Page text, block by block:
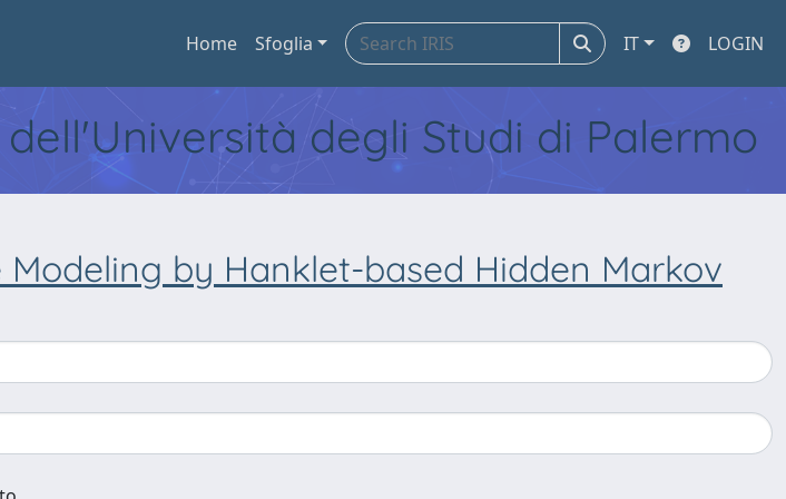
Home Sfoglia IT LOGIN
degli Studi di Palermo
Modeling by Hanklet-based Hidden Markov